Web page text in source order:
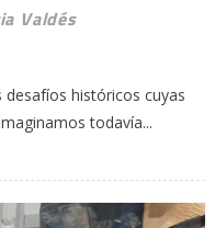
Valdés
históricos cuyas
todavía...